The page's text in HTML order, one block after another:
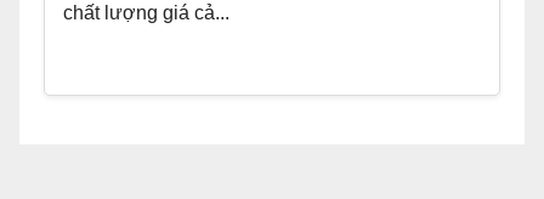
chất lượng giá cả...